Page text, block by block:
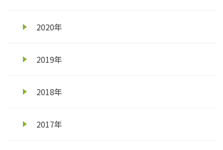
2020年
2019年
2018年
2017年